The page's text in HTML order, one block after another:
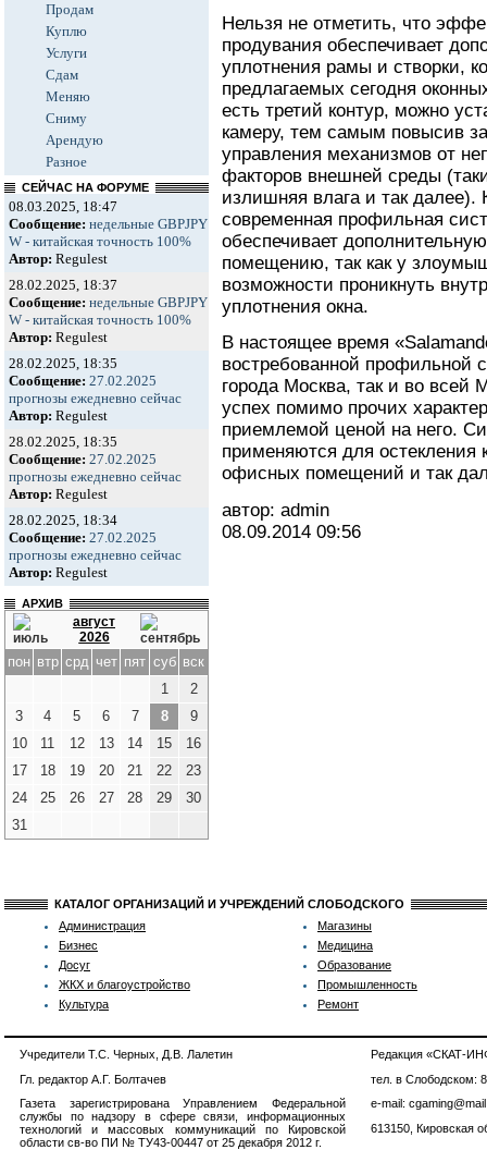
Продам
Куплю
Услуги
Сдам
Меняю
Сниму
Арендую
Разное
СЕЙЧАС НА ФОРУМЕ
08.03.2025, 18:47
Сообщение: недельные GBPJPY
W - китайская точность 100%
Автор: Regulest
28.02.2025, 18:37
Сообщение: недельные GBPJPY
W - китайская точность 100%
Автор: Regulest
28.02.2025, 18:35
Сообщение: 27.02.2025
прогнозы ежедневно сейчас
Автор: Regulest
28.02.2025, 18:35
Сообщение: 27.02.2025
прогнозы ежедневно сейчас
Автор: Regulest
28.02.2025, 18:34
Сообщение: 27.02.2025
прогнозы ежедневно сейчас
Автор: Regulest
АРХИВ
август
2026
пон втр срд чет пят суб вск
1
2
3
4 5 6 7 8
9
10
11 12 13 14 15
16
17
18 19 20 21 22
23
24
25 26 27 28 29
30
31
Нельзя не отметить, что
продувания обеспечивает
уплотнения рамы и створки,
предлагаемых сегодня
есть третий контур, можно
камеру, тем самым повысив
управления механизмов от
факторов внешней среды
излишняя влага и так далее).
современная профильная
обеспечивает
помещению, так как у
возможности проникнуть
уплотнения окна.
В настоящее время
востребованной профильной
города Москва, так и во всей
успех помимо прочих
приемлемой ценой на него.
применяются для остекления
офисных помещений и так
автор: admin
08.09.2014 09:56
КАТАЛОГ ОРГАНИЗАЦИЙ И УЧРЕЖДЕНИЙ СЛОБОДСКОГО
Администрация
Бизнес
Досуг
ЖКХ и благоустройство
Культура
Магазины
Медицина
Образование
Промышленность
Ремонт
Учредители Т.С. Черных, Д.В. Лалетин
Гл. редактор А.Г. Болтачев
Газета зарегистрирована Управлением Федеральной
службы по надзору в сфере связи, информационных
технологий и массовых коммуникаций по Кировской
области св-во ПИ № ТУ43-00447 от 25 декабря 2012 г.
Редакция «СКАТ-
тел. в Слободском:
e-mail:
613150, Кировская